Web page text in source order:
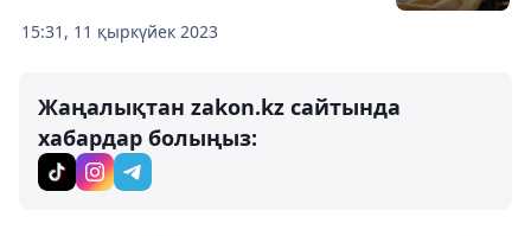
15:31, 11 қыркүйек 2023
Жаңалықтан zakon.kz сайтында
хабардар болыңыз: